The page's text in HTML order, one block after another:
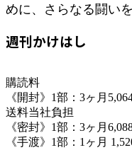
めに、さらなる闘い
週刊かけはし
購読料
《開封》1部：3ヶ月
送料当社負担
《密封》1部：3ヶ月
《手渡》1部：1ヶ月